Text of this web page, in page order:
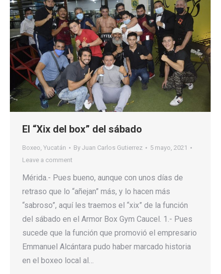
El “Xix del box” del sábado
Boxeo, Yucatán By Juan Carlos Gutierrez
5 mayo, 2021
Leave a comment
Mérida.- Pues bueno, aunque con unos días de
retraso que lo “añejan” más, y lo hacen más
“sabroso”, aquí les traemos el “xix” de la función
del sábado en el Armor Box Gym Caucel. 1.- Pues
sucede que la función que promovió el empresario
Emmanuel Alcántara pudo haber marcado historia
en el boxeo local al…